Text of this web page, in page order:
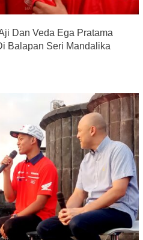
Dan Veda Ega Pratama
Balapan Seri Mandalika